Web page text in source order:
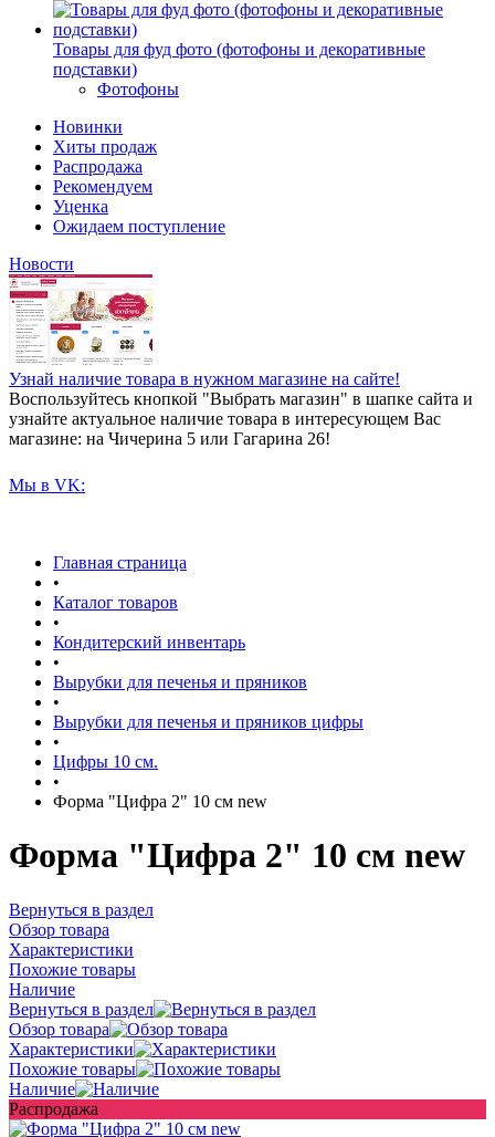
Товары для фуд фото (фотофоны и декоративные
подставки)
Фотофоны
Новинки
Хиты продаж
Распродажа
Рекомендуем
Уценка
Ожидаем поступление
Новости
Узнай наличие товара в нужном магазине на сайте!
Воспользуйтесь кнопкой "Выбрать магазин" в шапке сайта и
узнайте актуальное наличие товара в интересующем Вас
магазине: на Чичерина 5 или Гагарина 26!
Мы в VK:
Главная страница
•
Каталог товаров
•
Кондитерский инвентарь
•
Вырубки для печенья и пряников
•
Вырубки для печенья и пряников цифры
•
Цифры 10 см.
•
Форма "Цифра 2" 10 см new
Форма "Цифра 2" 10 см new
Вернуться в раздел
Обзор товара
Характеристики
Похожие товары
Наличие
Вернуться в раздел
Обзор товара
Характеристики
Похожие товары
Наличие
Распродажа